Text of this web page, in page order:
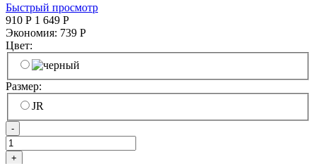
Быстрый просмотр
910 Р 1 649 Р
Экономия: 739 Р
Цвет:
Размер:
JR
-
+